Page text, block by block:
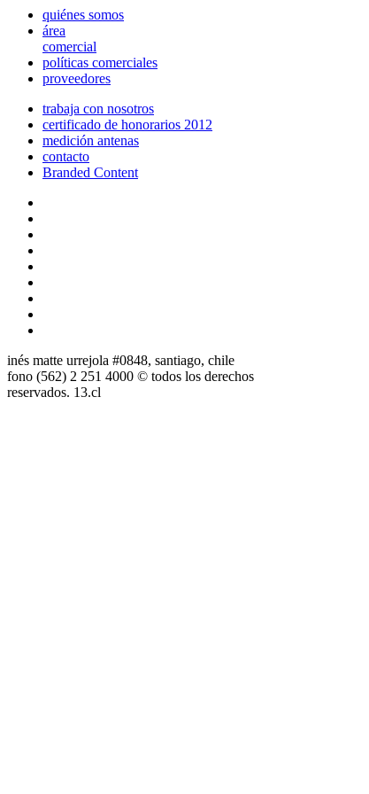
quiénes somos
área
comercial
políticas comerciales
proveedores
trabaja con nosotros
certificado de honorarios 2012
medición antenas
contacto
Branded Content
inés matte urrejola #0848, santiago, chile
fono (562) 2 251 4000 © todos los derechos
reservados. 13.cl